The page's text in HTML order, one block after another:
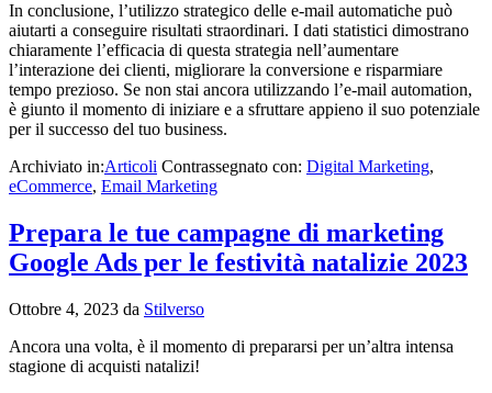
In conclusione, l’utilizzo strategico delle e-mail automatiche può
aiutarti a conseguire risultati straordinari. I dati statistici dimostrano
chiaramente l’efficacia di questa strategia nell’aumentare
l’interazione dei clienti, migliorare la conversione e risparmiare
tempo prezioso. Se non stai ancora utilizzando l’e-mail automation,
è giunto il momento di iniziare e a sfruttare appieno il suo potenziale
per il successo del tuo business.
Archiviato in:Articoli Contrassegnato con: Digital Marketing,
eCommerce, Email Marketing
Prepara le tue campagne di marketing
Google Ads per le festività natalizie 2023
Ottobre 4, 2023 da Stilverso
Ancora una volta, è il momento di prepararsi per un’altra intensa
stagione di acquisti natalizi!